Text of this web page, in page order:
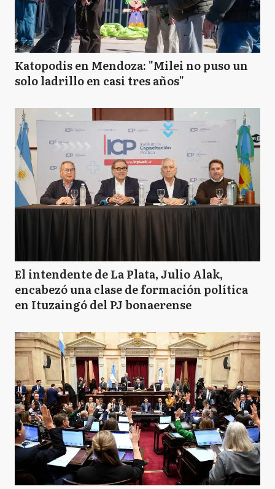
Katopodis en Mendoza: "Milei no puso un
solo ladrillo en casi tres años"
El intendente de La Plata, Julio Alak,
encabezó una clase de formación política
en Ituzaingó del PJ bonaerense